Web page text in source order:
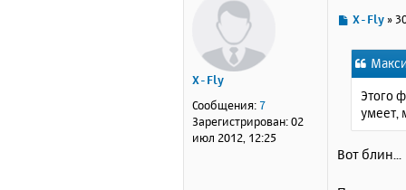
X-Fly
Сообщения: 7
Зарегистрирован:02
июл 2012, 12:25
С
о
б
и
X-Fly »
Этого
умеет,
Вот блин...